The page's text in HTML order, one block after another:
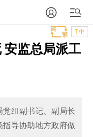
T中
监总局派工
组副书记、副局长
导协助地方政府做